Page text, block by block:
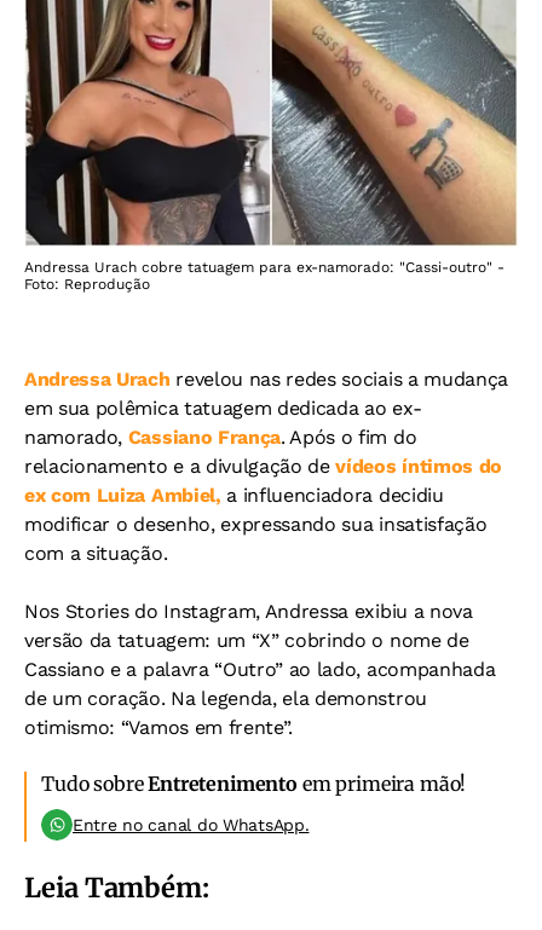
Andressa Urach cobre tatuagem para ex-namorado: "Cassi-outro" -
Foto: Reprodução
Andressa Urach revelou nas redes sociais a mudança
em sua polêmica tatuagem dedicada ao ex-
namorado, Cassiano França. Após o fim do
relacionamento e a divulgação devídeos íntimos do
ex com Luiza Ambiel, a influenciadora decidiu
modificar o desenho, expressando sua insatisfação
com a situação.
Nos Stories do Instagram, Andressa exibiu a nova
versão da tatuagem: um “X” cobrindo o nome de
Cassiano e a palavra “Outro” ao lado, acompanhada
de um coração. Na legenda, ela demonstrou
otimismo: “Vamos em frente”.
Tudo sobreEntretenimento em primeira mão!
Entre no canal do WhatsApp.
Leia Também: